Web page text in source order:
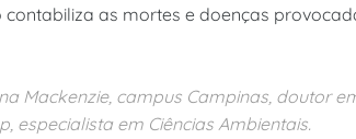
as mortes e doenças
Mackenzie, campus Campinas, doutor
especialista em Ciências Ambientais.